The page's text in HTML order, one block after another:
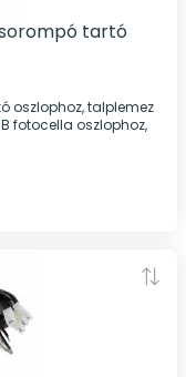
tartó
oszlophoz, talplemez
fotocella oszlophoz,